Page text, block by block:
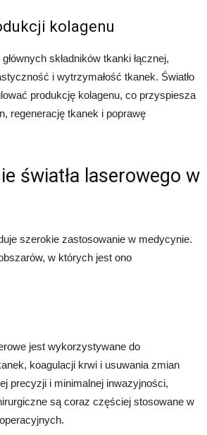
kolagenu
składników tkanki łącznej,
i wytrzymałość tkanek. Światło
produkcję kolagenu, co przyspiesza
regenerację tkanek i poprawę
światła laserowego w
szerokie zastosowanie w medycynie.
w których jest ono
jest wykorzystywane do
koagulacji krwi i usuwania zmian
precyzji i minimalnej inwazyjności,
są coraz częściej stosowane w